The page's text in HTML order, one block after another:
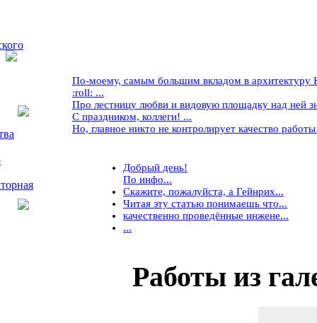
По-моему, самым большим вкладом в архитектуру
:roll: ...
Про лестницу любви и видовую площадку над ней
С праздником, коллеги! ...
Но, главное никто не контролирует качество
Добрый день!
По инфо...
Скажите, пожалуйста, а Гейнрих...
Читая эту статью понимаешь что...
качественно проведённые инжене...
...
Работыиз